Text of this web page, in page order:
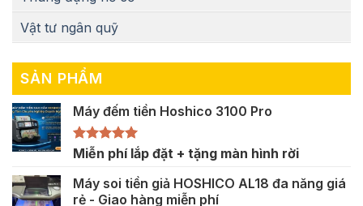
Vật tư ngân quỹ
SẢN PHẨM
Máy đếm tiền Hoshico 3100 Pro
Được xếp
5.00
5 sao
Miễn phí lắp đặt + tặng màn hình rời
Máy soi tiền giả HOSHICO AL18 đa năng giá
rẻ - Giao hàng miễn phí